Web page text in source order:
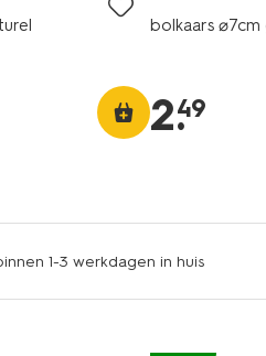
bolkaars ⌀7cm
2.
49
1-3 werkdagen in huis